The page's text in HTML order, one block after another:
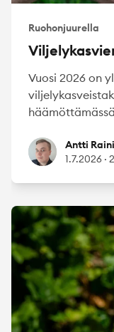
Ruohonjuurella
Vuosi 2026 on
Antti Raininko
Antti
1.7.2026 ·